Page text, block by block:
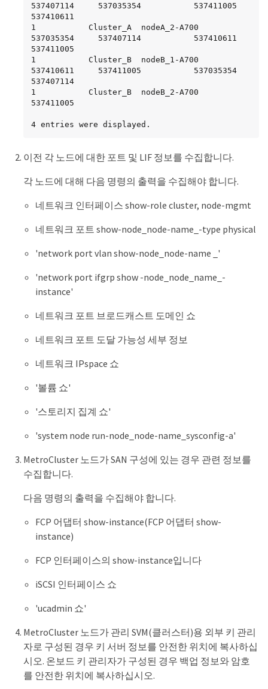
537407114     537035354           537411005
537410611
1           Cluster_A  nodeA_2-A700
537035354     537407114           537410611
537411005
1           Cluster_B  nodeB_1-A700
537410611     537411005           537035354
537407114
1           Cluster_B  nodeB_2-A700
537411005
4 entries were displayed.
이전 각 노드에 대한 포트 및 LIF 정보를 수집합니다.
각 노드에 대해 다음 명령의 출력을 수집해야 합니다.
네트워크 인터페이스 show-role cluster, node-mgmt
네트워크 포트 show-node_node-name_-type physical
'network port vlan show-node_node-name _'
'network port ifgrp show -node_node_name_-
instance'
네트워크 포트 브로드캐스트 도메인 쇼
네트워크 포트 도달 가능성 세부 정보
네트워크 IPspace 쇼
'볼륨 쇼'
'스토리지 집계 쇼'
'system node run-node_node-name_sysconfig-a'
MetroCluster 노드가 SAN 구성에 있는 경우 관련 정보를
수집합니다.
다음 명령의 출력을 수집해야 합니다.
FCP 어댑터 show-instance(FCP 어댑터 show-
instance)
FCP 인터페이스의 show-instance입니다
iSCSI 인터페이스 쇼
'ucadmin 쇼'
MetroCluster 노드가 관리 SVM(클러스터)용 외부 키 관리
자로 구성된 경우 키 서버 정보를 안전한 위치에 복사하십
시오. 온보드 키 관리자가 구성된 경우 백업 정보와 암호
를 안전한 위치에 복사하십시오.